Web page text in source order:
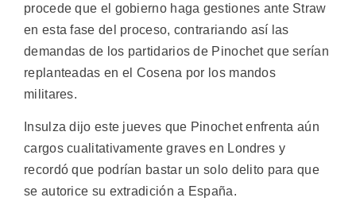
procede que el gobierno haga gestiones ante Straw
en esta fase del proceso, contrariando así las
demandas de los partidarios de Pinochet que serían
replanteadas en el Cosena por los mandos
militares.
Insulza dijo este jueves que Pinochet enfrenta aún
cargos cualitativamente graves en Londres y
recordó que podrían bastar un solo delito para que
se autorice su extradición a España.